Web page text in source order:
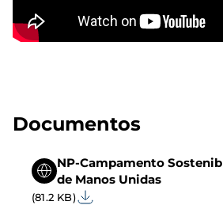
Documentos
NP-Campamento
de Manos Unidas
(81.2 KB)